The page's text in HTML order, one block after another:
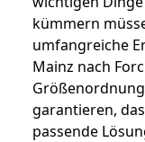
kümmern
umfangreiche
Mainz nach
garantieren,
passende